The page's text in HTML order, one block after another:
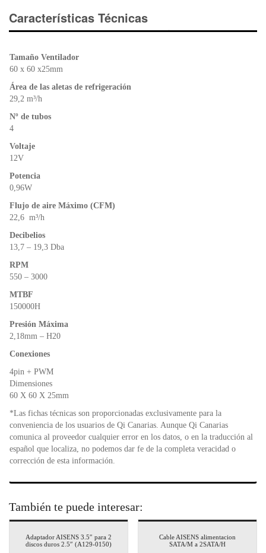
e
b
o
er s
A
ri
e
Características Técnicas
Tamaño Ventilador
60 x 60 x25mm
Área de las aletas de refrigeración
29,2 m³/h
Nº de tubos
4
Voltaje
12V
Potencia
0,96W
Flujo de aire Máximo (CFM)
22,6 m³/h
Decibelios
13,7 – 19,3 Dba
RPM
550 – 3000
MTBF
150000H
Presión Máxima
2,18mm – H20
Conexiones
4pin + PWM
Dimensiones
60 X 60 X 25mm
*Las fichas técnicas son proporcionadas exclusivamente para la
conveniencia de los usuarios de Qi Canarias. Aunque Qi Canarias
comunica al proveedor cualquier error en los datos, o en la traducción al
español que localiza, no podemos dar fe de la completa veracidad o
corrección de esta información.
También te puede interesar:
Adaptador AISENS 3.5″ para 2
discos duros 2.5″ (A129-0150)
Cable AISENS alimentacion
SATA/M a 2SATA/H